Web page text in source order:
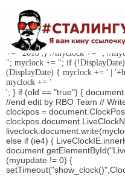
'; } if (old == "true") {
//Date-Time if (StyleDate) {
'; if (DisplayDate) { myclock += '
+= DaysOfWeek[day]+',
+= ' 2018';} //myclock += '
'; //
''; myclock += ''; if
(DisplayDate) { myclock += ' |
myclock += '
'; } if (old == "true") {
//end edit by RBO Team //
clockpos =
else if (ie4) {
(myupdate != 0) {